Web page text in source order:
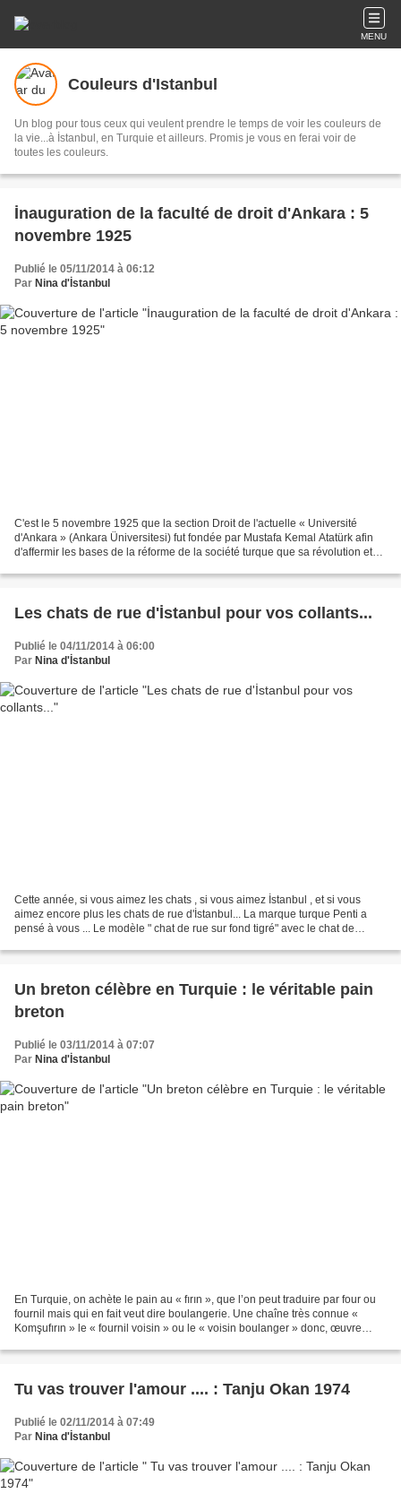
MENU
Couleurs d'Istanbul
Un blog pour tous ceux qui veulent prendre le temps de voir les couleurs de
la vie...à İstanbul, en Turquie et ailleurs. Promis je vous en ferai voir de
toutes les couleurs.
İnauguration de la faculté de droit d'Ankara : 5
novembre 1925
Publié le 05/11/2014 à 06:12
Par Nina d'İstanbul
C'est le 5 novembre 1925 que la section Droit de l'actuelle « Université
d'Ankara » (Ankara Üniversitesi) fut fondée par Mustafa Kemal Atatürk afin
d'affermir les bases de la réforme de la société turque que sa révolution et
Les chats de rue d'İstanbul pour vos collants...
Publié le 04/11/2014 à 06:00
Par Nina d'İstanbul
Cette année, si vous aimez les chats , si vous aimez İstanbul , et si vous
aimez encore plus les chats de rue d'İstanbul... La marque turque Penti a
pensé à vous ... Le modèle " chat de rue sur fond tigré" avec le chat de
Un breton célèbre en Turquie : le véritable pain
breton
Publié le 03/11/2014 à 07:07
Par Nina d'İstanbul
En Turquie, on achète le pain au « fırın », que l’on peut traduire par four ou
fournil mais qui en fait veut dire boulangerie. Une chaîne très connue «
Komşufırın » le « fournil voisin » ou le « voisin boulanger » donc, œuvre
Tu vas trouver l'amour .... : Tanju Okan 1974
Publié le 02/11/2014 à 07:49
Par Nina d'İstanbul